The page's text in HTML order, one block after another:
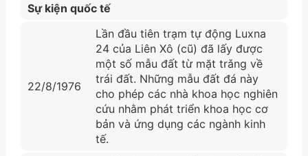
Sự kiện quốc tế
22/8/1976
Lần đầu tiên trạm tự động Luxna
24 của Liên Xô (cũ) đã lấy được
một số mẫu đất từ mặt trǎng về
trái đất. Những mẫu đất đá này
cho phép các nhà khoa học nghiên
cứu nhằm phát triển khoa học cơ
bản và ứng dụng các ngành kinh
tế.